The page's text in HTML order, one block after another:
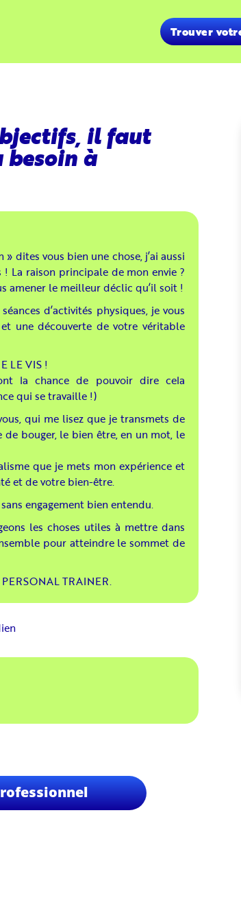
Trouver
il faut
besoin à
dites vous bien une chose, j’ai aussi
! La raison principale de mon envie ?
amener le meilleur déclic qu’il soit !
d’activités physiques, je vous
une découverte de votre véritable
LE VIS !
la chance de pouvoir dire cela
qui se travaille !)
qui me lisez que je transmets de
de bouger, le bien être, en un mot, le
que je mets mon expérience et
et de votre bien-être.
engagement bien entendu.
les choses utiles à mettre dans
pour atteindre le sommet de
TRAINER.